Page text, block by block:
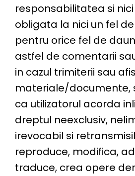
responsabilitatea si
obligata la nici un fel
pentru orice fel de
astfel de comentarii
in cazul trimiterii sau
materiale/documente,
ca utilizatorul acorda
dreptul neexclusiv,
irevocabil si
reproduce, modifica,
traduce, crea opere